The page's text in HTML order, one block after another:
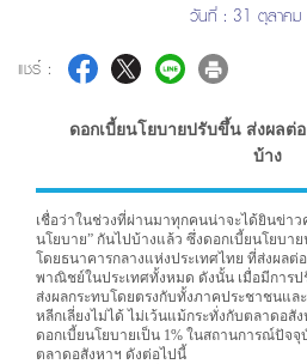
วันที่ : 31 ตุลาค
แชร์ :
ดอกเบี้ยนโยบายปรับขึ้น ส่งผลต่
บ้าง
เชื่อว่าในช่วงที่ผ่านมาทุกคนน่าจะได้ยินข่าว
นโยบาย” กันไปบ้างแล้ว ซึ่งดอกเบี้ยนโยบา
โดยธนาคารกลางแห่งประเทศไทย ที่ส่งผลต่
พาณิชย์ในประเทศทั้งหมด ดังนั้น เมื่อมีการ
ส่งผลกระทบโดยตรงกับทั้งภาคประชาชนแล
หลีกเลี่ยงไม่ได้ ไม่เว้นแม้กระทั่งกับตลาดอสั
ดอกเบี้ยนโยบายเป็น 1% ในสถานการณ์ปัจ
ตลาดอสังหาฯ ดังต่อไปนี้